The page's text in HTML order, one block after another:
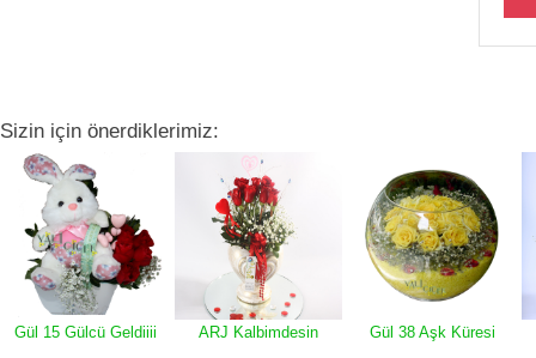
Sizin için önerdiklerimiz:
Gül 15 Gülcü Geldiiii
ARJ Kalbimdesin
Gül 38 Aşk Küresi